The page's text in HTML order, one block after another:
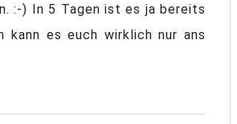
:-) In 5 Tagen ist es ja bereits
kann es euch wirklich nur ans